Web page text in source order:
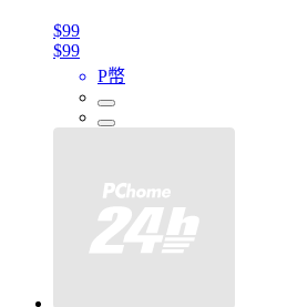
$99
$99
P幣